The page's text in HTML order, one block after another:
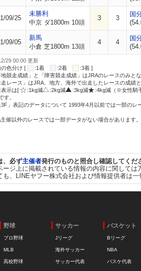
09/25
未勝利
中京 ダ1800m 10頭
3 3
国
09/05
新馬
小倉 芝1800m 13頭
4 4
国
29 00:00 更新
色分け [
:1着 :2着
:3着 ]
競走成績」と「障害競走成績」はJRAのレースのみとな
レース」はJRA、地方、海外で出走したレースの成績と
示は[
:1kg減 :2kg減 :3kg減 :4kg減（※女性騎
す。
」表記のデータについて 1993年4月以前では一部の
催以外のレースでは一部データがない場合があります。
、必ず主催者発行のものと照合し確認してくだ
ジ上に掲載されている情報の内容に関して
、LINEヤフー株式会社および情報提供者は一
野球
プロ野球
MLB
高校野球
サッカー
Jリーグ
海外サッカー
サッカー代表
バスケット
Bリーグ
NBA
バスケ代表